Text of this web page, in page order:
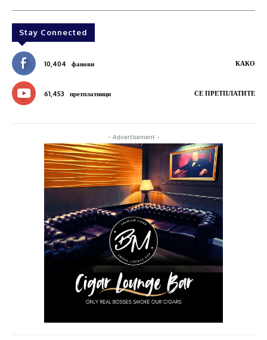
Stay Connected
10,404 фанови КАКО
61,453 претплатници СЕ ПРЕТПЛАТИТЕ
- Advertisement -